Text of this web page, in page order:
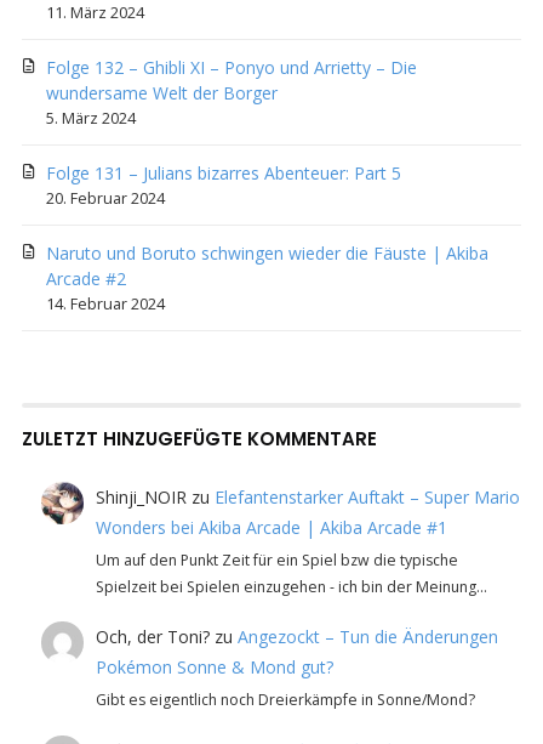
11. März 2024
Folge 132 – Ghibli XI – Ponyo und Arrietty – Die
wundersame Welt der Borger
5. März 2024
Folge 131 – Julians bizarres Abenteuer: Part 5
20. Februar 2024
Naruto und Boruto schwingen wieder die Fäuste | Akiba
Arcade #2
14. Februar 2024
ZULETZT HINZUGEFÜGTE KOMMENTARE
Shinji_NOIR zu Elefantenstarker Auftakt – Super Mario
Wonders bei Akiba Arcade | Akiba Arcade #1
Um auf den Punkt Zeit für ein Spiel bzw die typische
Spielzeit bei Spielen einzugehen - ich bin der Meinung…
Och, der Toni? zuAngezockt – Tun die Änderungen
Pokémon Sonne & Mond gut?
Gibt es eigentlich noch Dreierkämpfe in Sonne/Mond?